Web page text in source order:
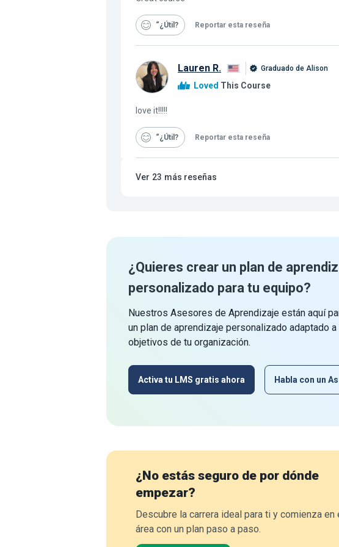
“¿Útil Reportar esta reseña
Lauren R. Graduado de Alison
Loved This Course
love it!!!!!
“¿Útil Reportar esta reseña
Ver 23 más reseñas
¿Quieres crear un plan de
personalizado para tu equipo?
Nuestros Asesores de Aprendizaje están aquí
un plan de aprendizaje personalizado adaptado
objetivos de tu organización.
Activa tu LMS gratis ahora Habla con un
¿No estás seguro de por dónde
empezar?
Descubre la carrera ideal para ti y comienza en
área con un plan paso a paso.